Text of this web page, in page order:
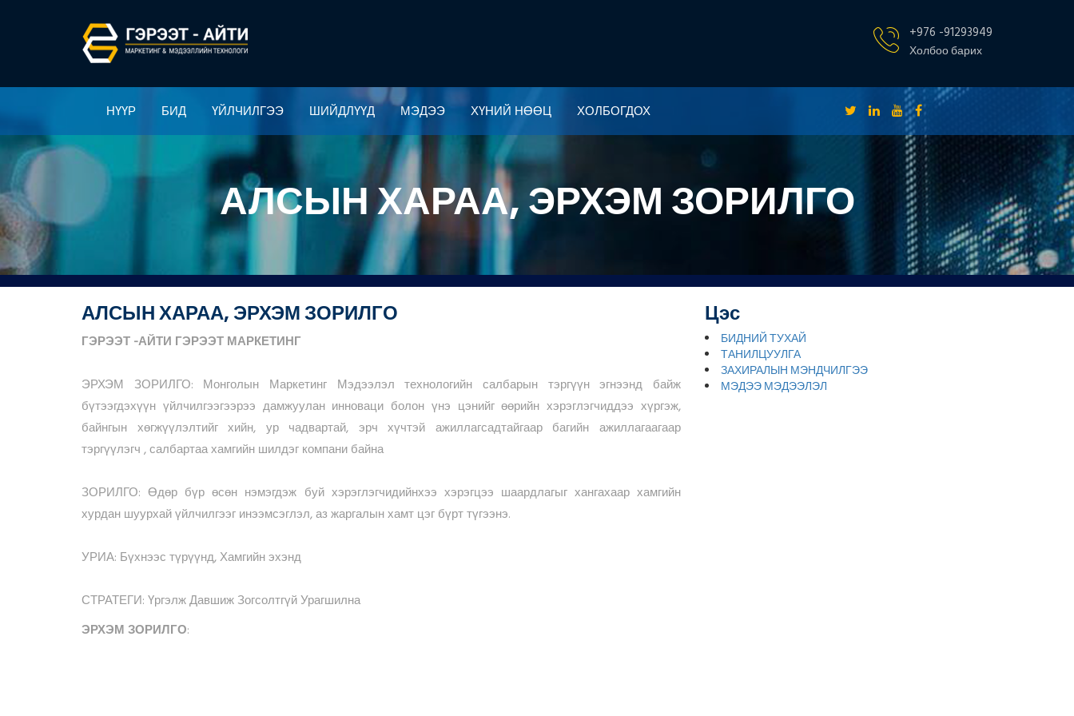
+976 -91293949
Холбоо барих
НҮҮР БИД ҮЙЛЧИЛГЭЭ ШИЙДЛҮҮД МЭДЭЭ ХҮНИЙ НӨӨЦ ХОЛБОГДОХ
НҮҮР ҮЙЛЧИЛГЭЭ
АЛСЫН ХАРАА, ЭРХЭМ ЗОРИЛГО
АЛСЫН ХАРАА, ЭРХЭМ ЗОРИЛГО
ГЭРЭЭТ -АЙТИ ГЭРЭЭТ МАРКЕТИНГ
ЭРХЭМ ЗОРИЛГО: Монголын Маркетинг Мэдээлэл технологийн салбарын тэргүүн эгнээнд байж
бүтээгдэхүүн үйлчилгээгээрээ дамжуулан инноваци болон үнэ цэнийг өөрийн хэрэглэгчиддээ хүргэж,
байнгын хөгжүүлэлтийг хийн, ур чадвартай, эрч хүчтэй ажиллагсадтайгаар багийн ажиллагаагаар
тэргүүлэгч , салбартаа хамгийн шилдэг компани байна
ЗОРИЛГО: Өдөр бүр өсөн нэмэгдэж буй хэрэглэгчидийнхээ хэрэгцээ шаардлагыг хангахаар хамгийн
хурдан шуурхай үйлчилгээг инээмсэглэл, аз жаргалын хамт цэг бүрт түгээнэ.
УРИА: Бүхнээс түрүүнд, Хамгийн эхэнд
СТРАТЕГИ: Үргэлж Давшиж Зогсолтгүй Урагшилна
ЭРХЭМ ЗОРИЛГО:
Цэс
БИДНИЙ ТУХАЙ
ТАНИЛЦУУЛГА
ЗАХИРАЛЫН МЭНДЧИЛГЭЭ
МЭДЭЭ МЭДЭЭЛЭЛ